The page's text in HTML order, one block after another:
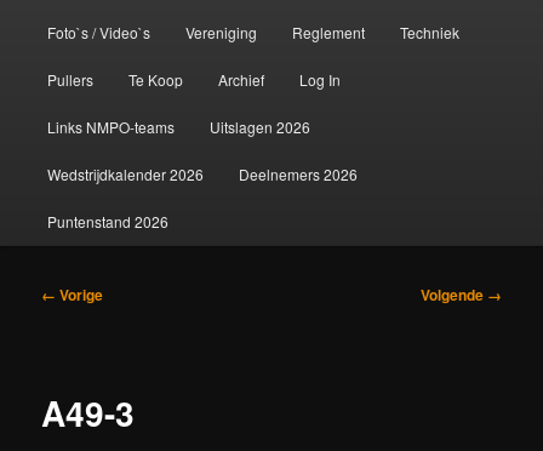
Foto`s / Video`s Vereniging Reglement Techniek
Pullers Te Koop Archief Log In
Links NMPO-teams Uitslagen 2026
Wedstrijdkalender 2026 Deelnemers 2026
Puntenstand 2026
Afbeeldingsnavigatie
← Vorige Volgende →
A49-3